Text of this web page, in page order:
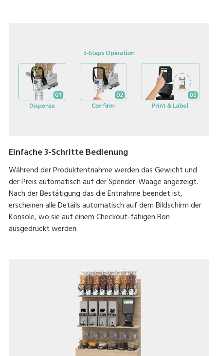
Einfache 3-Schritte Bedienung
Während der Produktentnahme werden das Gewicht und
der Preis automatisch auf der Spender-Waage angezeigt.
Nach der Bestätigung das die Entnahme beendet ist,
erscheinen alle Details automatisch auf dem Bildschirm der
Konsole, wo sie auf einem Checkout-fähigen Bon
ausgedruckt werden.